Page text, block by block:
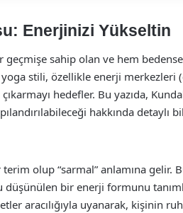
Enerjinizi Yükseltin
geçmişe sahip olan ve hem
stili, özellikle enerji merkezleri
hedefler. Bu yazıda,
hakkında detaylı
olup “sarmal” anlamına gelir.
bir enerji formunu
aracılığıyla uyanarak, kişinin